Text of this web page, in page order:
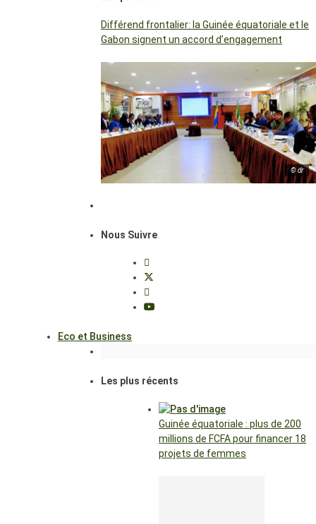
Différend frontalier: la Guinée équatoriale et le
Gabon signent un accord d’engagement
© dr
Nous Suivre
Eco et Business
Les plus récents
Guinée équatoriale : plus de 200
millions de FCFA pour financer 18
projets de femmes